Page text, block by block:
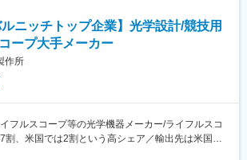
がら業務を進めます。
:建設工事の受注割合は6:4～7:3です)
年はハワイ旅行がございます。
敷金、礼金、仲介手数料、引っ越し代が全額支給
境：
残業禁止の方針がございます。そのため、長野工場
評価がないため、給与は変わりません。
、業界や法律の知識が必要な点と、1プロダクト制
ルニッチトップ企業】光学設計/競技用
ープ大手メーカー
作所
イフルスコープ等の光学機器メーカー/ライフルスコ
割、米国では2割という高シェア／輸出先は米国が